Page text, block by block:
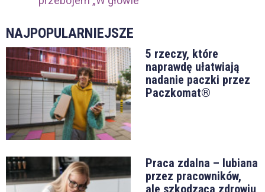
NAJPOPULARNIEJSZE
5 rzeczy, które
naprawdę ułatwiają
nadanie paczki przez
Paczkomat®
Praca zdalna – lubiana
przez pracowników,
ale szkodząca zdrowiu